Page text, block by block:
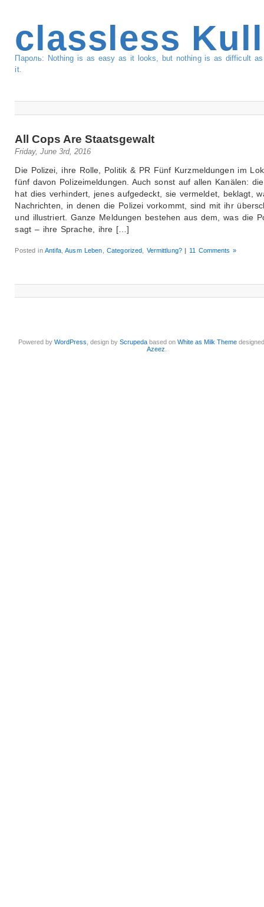
classless
Пароль: Nothing is as easy as it looks, but nothing is as difficult
it.
All Cops Are Staatsgewalt
Friday, June 3rd, 2016
Die Polizei, ihre Rolle, Politik & PR Fünf Kurzmeldungen im
fünf davon Polizeimeldungen. Auch sonst auf allen Kanälen:
hat dies verhindert, jenes aufgedeckt, sie vermeldet, beklagt,
Nachrichten, in denen die Polizei vorkommt, sind mit ihr
und illustriert. Ganze Meldungen bestehen aus dem, was die
sagt – ihre Sprache, ihre […]
Posted inAntifa,Ausm Leben ,Categorized Vermittlung? | 11 Comments »
Powered byWordPress , design byScrupeda based onWhite as Milk Theme
Azeez